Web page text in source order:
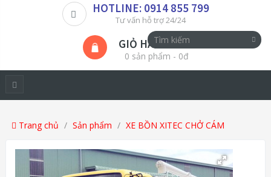
HOTLINE: 0914 855 799
Tư vấn hỗ trợ 24/24
GIỎ HÀNG
0 sản phẩm - 0đ
Trang chủ Sản phẩm XE BỒN XITEC CHỞ CÁM